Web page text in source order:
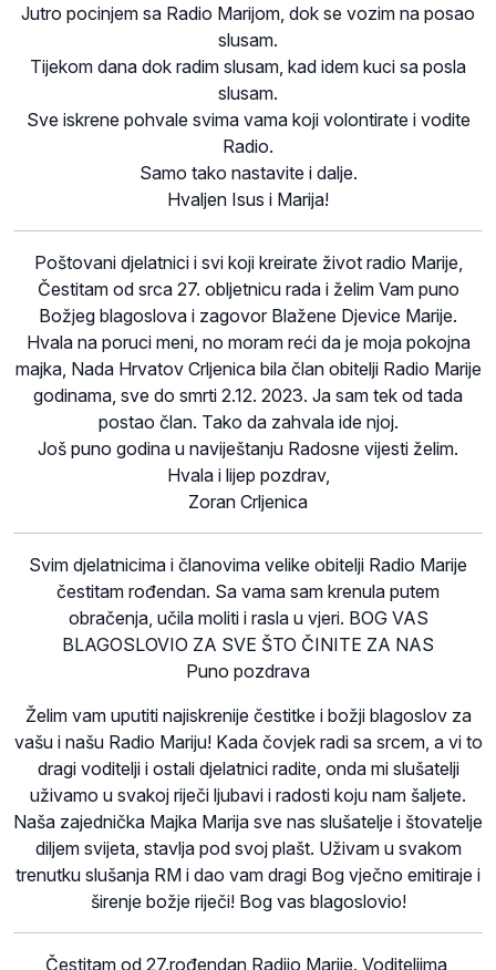
Jutro pocinjem sa Radio Marijom, dok se vozim na posao
slusam.
Tijekom dana dok radim slusam, kad idem kuci sa posla
slusam.
Sve iskrene pohvale svima vama koji volontirate i vodite
Radio.
Samo tako nastavite i dalje.
Hvaljen Isus i Marija!
Poštovani djelatnici i svi koji kreirate život radio Marije,
Čestitam od srca 27. obljetnicu rada i želim Vam puno
Božjeg blagoslova i zagovor Blažene Djevice Marije.
Hvala na poruci meni, no moram reći da je moja pokojna
majka, Nada Hrvatov Crljenica bila član obitelji Radio Marije
godinama, sve do smrti 2.12. 2023. Ja sam tek od tada
postao član. Tako da zahvala ide njoj.
Još puno godina u naviještanju Radosne vijesti želim.
Hvala i lijep pozdrav,
Zoran Crljenica
Svim djelatnicima i članovima velike obitelji Radio Marije
čestitam rođendan. Sa vama sam krenula putem
obračenja, učila moliti i rasla u vjeri. BOG VAS
BLAGOSLOVIO ZA SVE ŠTO ČINITE ZA NAS
Puno pozdrava
Želim vam uputiti najiskrenije čestitke i božji blagoslov za
vašu i našu Radio Mariju! Kada čovjek radi sa srcem, a vi to
dragi voditelji i ostali djelatnici radite, onda mi slušatelji
uživamo u svakoj riječi ljubavi i radosti koju nam šaljete.
Naša zajednička Majka Marija sve nas slušatelje i štovatelje
diljem svijeta, stavlja pod svoj plašt. Uživam u svakom
trenutku slušanja RM i dao vam dragi Bog vječno emitiraje i
širenje božje riječi! Bog vas blagoslovio!
Čestitam od 27.rođendan Radijo Marije. Voditeljima,